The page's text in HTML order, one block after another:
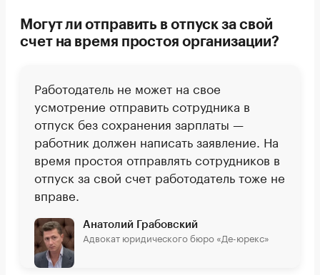
Могут ли отправить в отпуск за свой
счет на время простоя организации?
Работодатель не может на свое
усмотрение отправить сотрудника в
отпуск без сохранения зарплаты —
работник должен написать заявление. На
время простоя отправлять сотрудников в
отпуск за свой счет работодатель тоже не
вправе.
Анатолий Грабовский
Адвокат юридического бюро «Де-юрекс»